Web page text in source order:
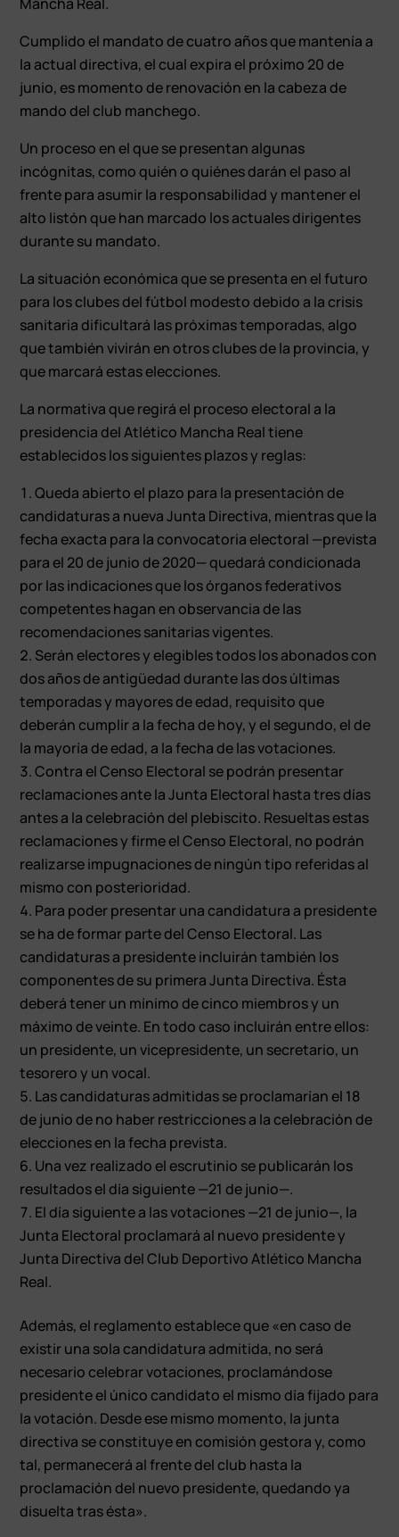
Cumplido el mandato de cuatro años que mantenía a
la actual directiva, el cual expira el próximo 20 de
junio, es momento de renovación en la cabeza de
mando del club manchego.
Un proceso en el que se presentan algunas
incógnitas, como quién o quiénes darán el paso al
frente para asumir la responsabilidad y mantener el
alto listón que han marcado los actuales dirigentes
durante su mandato.
La situación económica que se presenta en el futuro
para los clubes del fútbol modesto debido a la crisis
sanitaria dificultará las próximas temporadas, algo
que también vivirán en otros clubes de la provincia, y
que marcará estas elecciones.
La normativa que regirá el proceso electoral a la
presidencia del Atlético Mancha Real tiene
establecidos los siguientes plazos y reglas:
Queda abierto el plazo para la presentación de
candidaturas a nueva Junta Directiva, mientras que la
fecha exacta para la convocatoria electoral —prevista
para el 20 de junio de 2020— quedará condicionada
por las indicaciones que los órganos federativos
competentes hagan en observancia de las
recomendaciones sanitarias vigentes.
Serán electores y elegibles todos los abonados con
dos años de antigüedad durante las dos últimas
temporadas y mayores de edad, requisito que
deberán cumplir a la fecha de hoy, y el segundo, el de
la mayoría de edad, a la fecha de las votaciones.
Contra el Censo Electoral se podrán presentar
reclamaciones ante la Junta Electoral hasta tres días
antes a la celebración del plebiscito. Resueltas estas
reclamaciones y firme el Censo Electoral, no podrán
realizarse impugnaciones de ningún tipo referidas al
mismo con posterioridad.
Para poder presentar una candidatura a presidente
se ha de formar parte del Censo Electoral. Las
candidaturas a presidente incluirán también los
componentes de su primera Junta Directiva. Ésta
deberá tener un mínimo de cinco miembros y un
máximo de veinte. En todo caso incluirán entre ellos:
un presidente, un vicepresidente, un secretario, un
tesorero y un vocal.
Las candidaturas admitidas se proclamarían el 18
de junio de no haber restricciones a la celebración de
elecciones en la fecha prevista.
Una vez realizado el escrutinio se publicarán los
resultados el día siguiente —21 de junio—.
El día siguiente a las votaciones —21 de junio—, la
Junta Electoral proclamará al nuevo presidente y
Junta Directiva del Club Deportivo Atlético Mancha
Real.
Además, el reglamento establece que «en caso de
existir una sola candidatura admitida, no será
necesario celebrar votaciones, proclamándose
presidente el único candidato el mismo día fijado para
la votación. Desde ese mismo momento, la junta
directiva se constituye en comisión gestora y, como
tal, permanecerá al frente del club hasta la
proclamación del nuevo presidente, quedando ya
disuelta tras ésta».